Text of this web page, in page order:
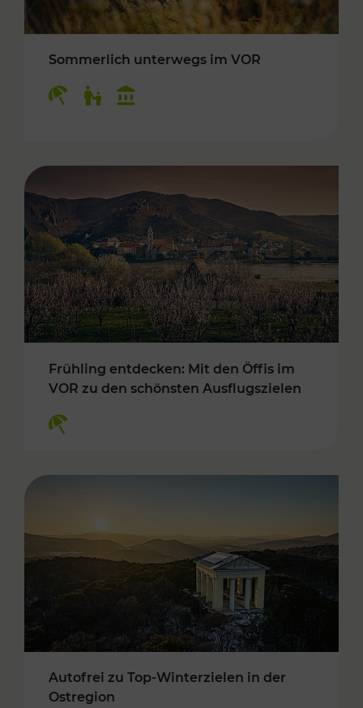
Sommerlich unterwegs im VOR
Frühling entdecken: Mit den Öffis im
VOR zu den schönsten Ausflugszielen
Autofrei zu Top-Winterzielen in der
Ostregion